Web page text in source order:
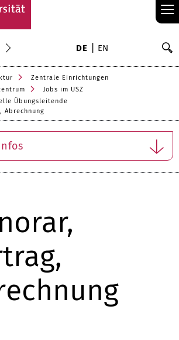
≡
DE EN
Zentrale Einrichtungen
Jobs im USZ
Übungsleitende
Abrechnung